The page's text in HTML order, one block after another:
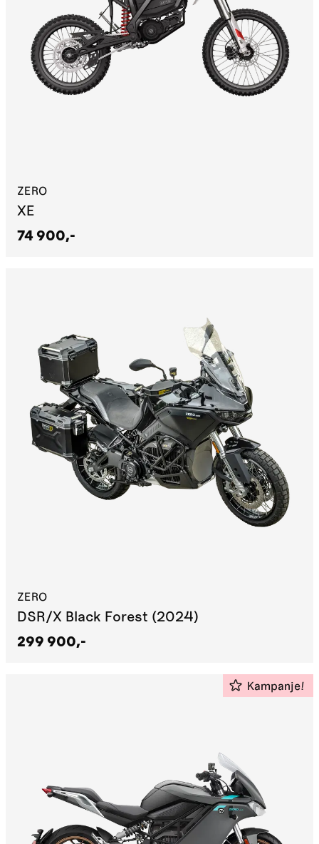
ZERO
XE
74 900,-
ZERO
DSR/X Black Forest (2024)
299 900,-
Kampanje!